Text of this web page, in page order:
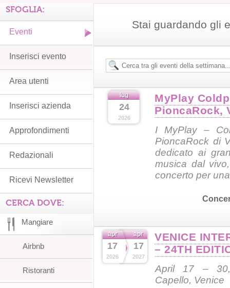
Stai guardando gli
lug
24
2026
MyPlay
PioncaRock,
I MyPlay –
PioncaRock di
dedicato ai
musica dal
concerto per
apr
17
2026
apr
17
2027
VENICE
– 24TH
April 17 – 30,
Capello, Venice
SFOGLIA:
Eventi
Inserisci evento
Area utenti
Inserisci azienda
Approfondimenti
Redazionali
Ricevi Newsletter
CERCA DOVE:
Mangiare
Airbnb
Ristoranti